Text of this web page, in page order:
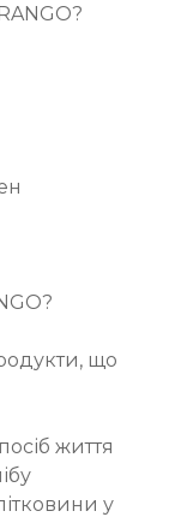
що
життя
у